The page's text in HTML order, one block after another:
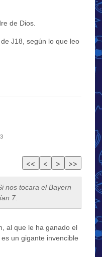
de Dios.
J18, según lo que leo
nos tocara el Bayern
7.
al que le ha ganado el
un gigante invencible